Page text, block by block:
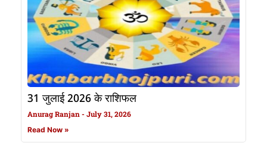
31 जुलाई 2026 के राशिफल
Anurag Ranjan July 31, 2026
Read Now »